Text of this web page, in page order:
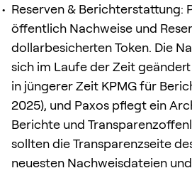
Reserven & Berichterstattung:
öffentlich Nachweise und
dollarbesicherten Token. Die
sich im Laufe der Zeit
in jüngerer Zeit KPMG für
2025), und Paxos pflegt ein
Berichte und
sollten die Transparenzseite
neuesten Nachweisdateien